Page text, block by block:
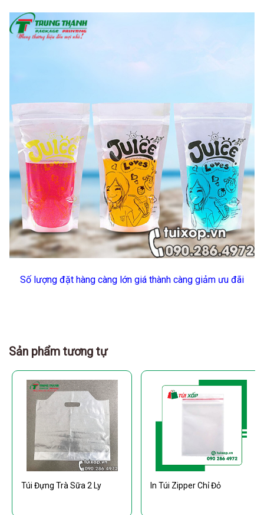
Số lượng đặt hàng càng lớn giá thành càng giảm ưu đãi
Sản phẩm tương tự
Túi Đựng Trà Sữa 2 Ly In Túi Zipper Chỉ Đỏ